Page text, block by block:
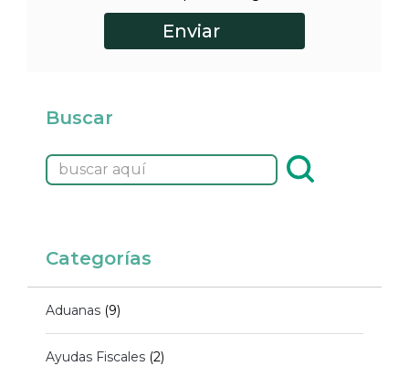
Buscar
Categorías
Aduanas (9)
Ayudas Fiscales (2)